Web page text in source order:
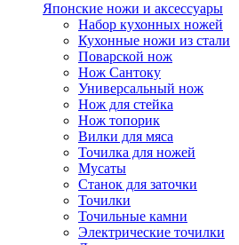
Японские ножи и аксессуары
Набор кухонных ножей
Кухонные ножи из стали
Поварской нож
Нож Сантоку
Универсальный нож
Нож для стейка
Нож топорик
Вилки для мяса
Точилка для ножей
Мусаты
Станок для заточки
Точилки
Точильные камни
Электрические точилки